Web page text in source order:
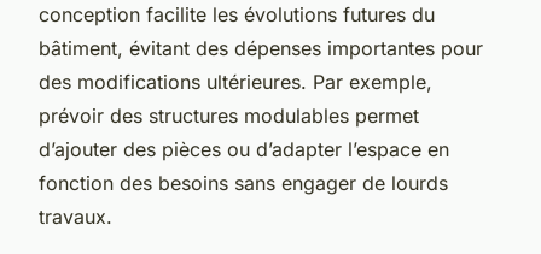
conception facilite les évolutions futures du
bâtiment, évitant des dépenses importantes pour
des modifications ultérieures. Par exemple,
prévoir des structures modulables permet
d’ajouter des pièces ou d’adapter l’espace en
fonction des besoins sans engager de lourds
travaux.